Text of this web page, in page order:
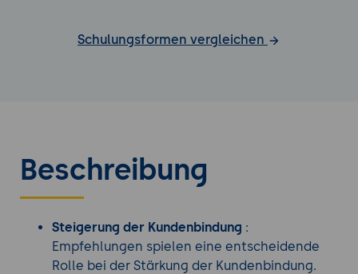
Schulungsformen vergleichen
Beschreibung
Steigerung der Kundenbindung :
Empfehlungen spielen eine entscheidende
Rolle bei der Stärkung der Kundenbindung.